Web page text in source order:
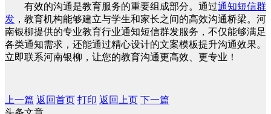
有效的沟通是教育服务的重要组成部分。通过通知短信群
发 ，教育机构能够建立与学生和家长之间的高效沟通桥梁。河
南银柳提供的专业教育行业通知短信群发服务，不仅能够满足
各类通知需求，还能通过精心设计的文案模板提升沟通效果。
立即联系河南银柳，让您的教育沟通更高效、更专业！
上一篇 返回首页 打印 返回上页 下一篇